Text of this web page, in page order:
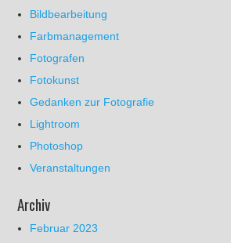
Bildbearbeitung
Farbmanagement
Fotografen
Fotokunst
Gedanken zur Fotografie
Lightroom
Photoshop
Veranstaltungen
Archiv
Februar 2023